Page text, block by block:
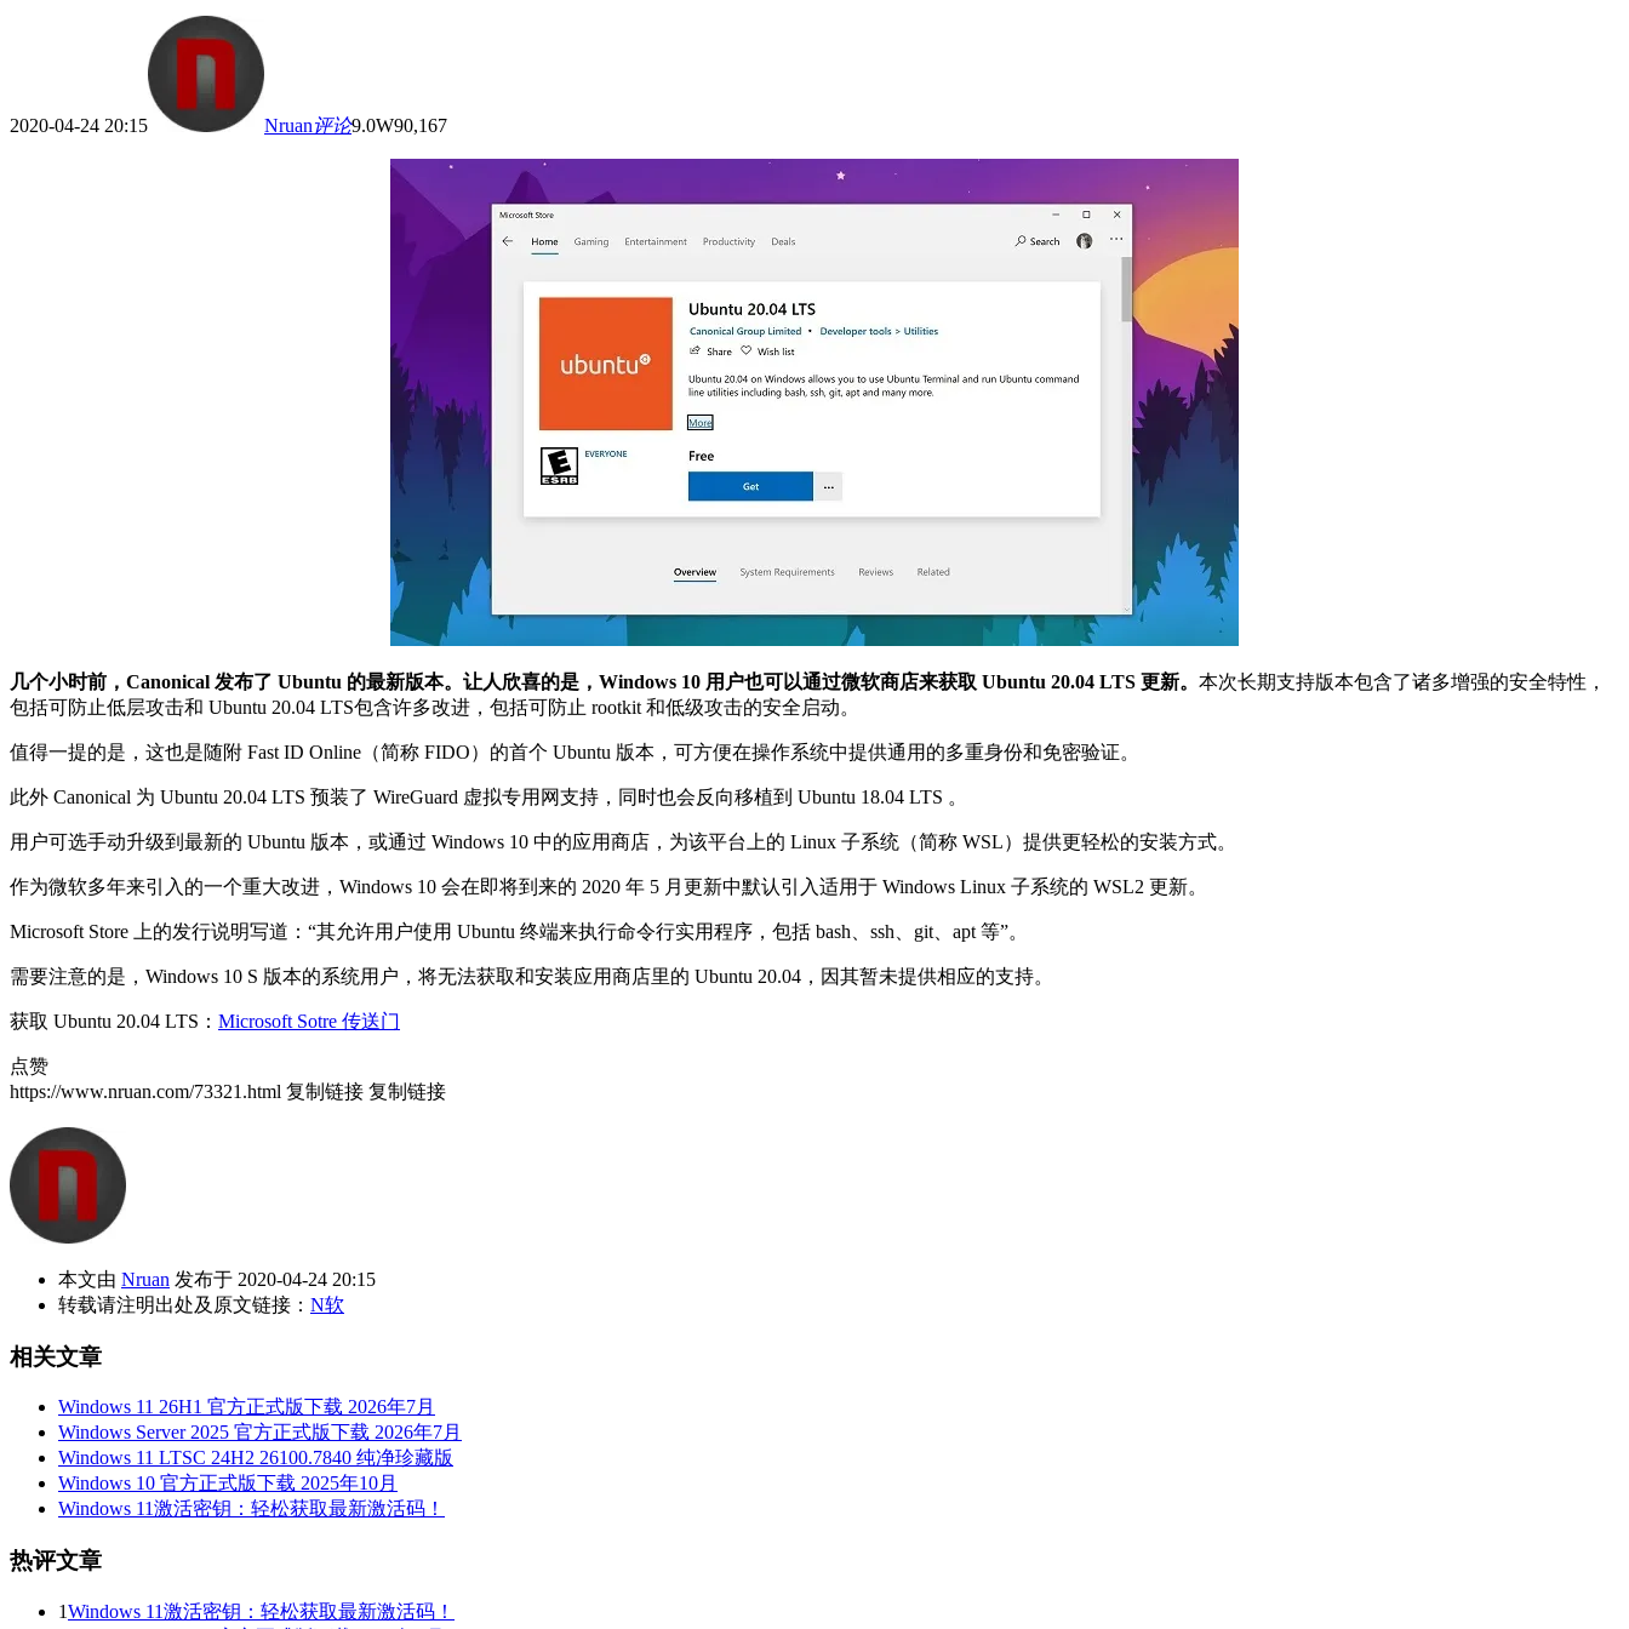
2020-04-24 20:15 Nruan评论9.0W90,167
几个小时前，Canonical 发布了 Ubuntu 的最新版本。让人欣喜的是，Windows 10 用户也可以通过微软商店来获取 Ubuntu 20.04 LTS 更新。 本次长期支持版本包含了诸多增强的安全特性，
包括可防止低层攻击和 Ubuntu 20.04 LTS包含许多改进，包括可防止 rootkit 和低级攻击的安全启动。
值得一提的是，这也是随附 Fast ID Online（简称 FIDO）的首个 Ubuntu 版本，可方便在操作系统中提供通用的多重身份和免密验证。
此外 Canonical 为 Ubuntu 20.04 LTS 预装了 WireGuard 虚拟专用网支持，同时也会反向移植到 Ubuntu 18.04 LTS 。
用户可选手动升级到最新的 Ubuntu 版本，或通过 Windows 10 中的应用商店，为该平台上的 Linux 子系统（简称 WSL）提供更轻松的安装方式。
作为微软多年来引入的一个重大改进，Windows 10 会在即将到来的 2020 年 5 月更新中默认引入适用于 Windows Linux 子系统的 WSL2 更新。
Microsoft Store 上的发行说明写道：“其允许用户使用 Ubuntu 终端来执行命令行实用程序，包括 bash、ssh、git、apt 等”。
需要注意的是，Windows 10 S 版本的系统用户，将无法获取和安装应用商店里的 Ubuntu 20.04，因其暂未提供相应的支持。
获取 Ubuntu 20.04 LTS： Microsoft Sotre 传送门
点赞
https://www.nruan.com/73321.html 复制链接 复制链接
本文由 Nruan 发布于 2020-04-24 20:15
转载请注明出处及原文链接： N软
相关文章
Windows 11 26H1 官方正式版下载 2026年7月
Windows Server 2025 官方正式版下载 2026年7月
Windows 11 LTSC 24H2 26100.7840 纯净珍藏版
Windows 10 官方正式版下载 2025年10月
Windows 11激活密钥：轻松获取最新激活码！
热评文章
1Windows 11激活密钥：轻松获取最新激活码！